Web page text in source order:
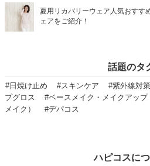
夏用リカバリーウェア人気おすす
ェアをご紹介！
話題のタ
#日焼け止め #スキンケア #紫外線対策
プグロス
#ベースメイク・メイクアップ
メイク）
#デパコス
ハピコスに